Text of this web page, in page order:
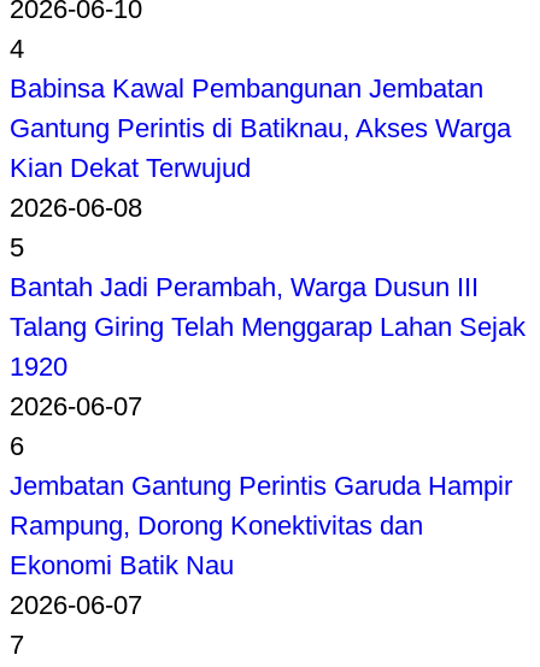
2026-06-10
4
Babinsa Kawal Pembangunan Jembatan
Gantung Perintis di Batiknau, Akses Warga
Kian Dekat Terwujud
2026-06-08
5
Bantah Jadi Perambah, Warga Dusun III
Talang Giring Telah Menggarap Lahan Sejak
1920
2026-06-07
6
Jembatan Gantung Perintis Garuda Hampir
Rampung, Dorong Konektivitas dan
Ekonomi Batik Nau
2026-06-07
7